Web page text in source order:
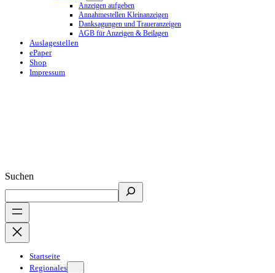
Anzeigen aufgeben
Annahmestellen Kleinanzeigen
Danksagungen und Traueranzeigen
AGB für Anzeigen & Beilagen
Auslagestellen
ePaper
Shop
Impressum
Suchen
Startseite
Regionales